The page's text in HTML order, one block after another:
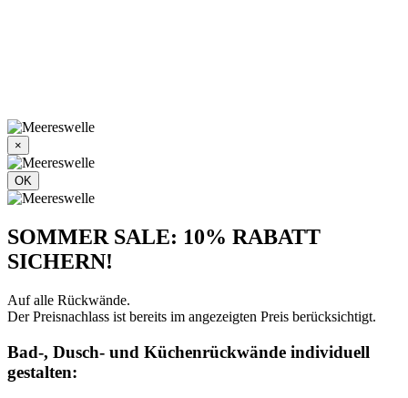
×
OK
SOMMER SALE: 10% RABATT
SICHERN!
Auf alle Rückwände.
Der Preisnachlass ist bereits im angezeigten Preis berücksichtigt.
Bad-, Dusch- und Küchenrückwände individuell
gestalten: